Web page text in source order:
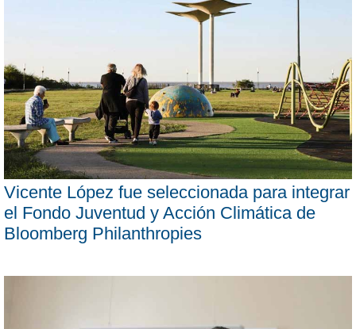
Vicente López fue seleccionada para integrar
el Fondo Juventud y Acción Climática de
Bloomberg Philanthropies